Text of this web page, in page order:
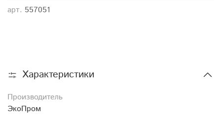
арт. 557051
Характеристики
Производитель
ЭкоПром